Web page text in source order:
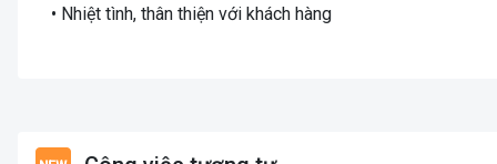
• Nhiệt tình, thân thiện với khách hàng